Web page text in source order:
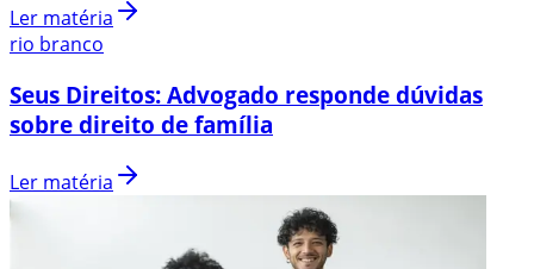
Ler matéria
rio branco
Seus Direitos: Advogado responde dúvidas
sobre direito de família
Ler matéria